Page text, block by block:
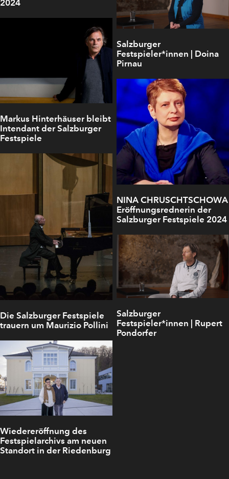
2024
Salzburger
Festspieler*innen | Doina
Pirnau
Markus Hinterhäuser bleibt
Intendant der Salzburger
Festspiele
NINA CHRUSCHTSCHOWA
Eröffnungsrednerin der
Salzburger Festspiele 2024
Die Salzburger Festspiele
trauern um Maurizio Pollini
Salzburger
Festspieler*innen | Rupert
Pondorfer
Wiedereröffnung des
Festspielarchivs am neuen
Standort in der Riedenburg